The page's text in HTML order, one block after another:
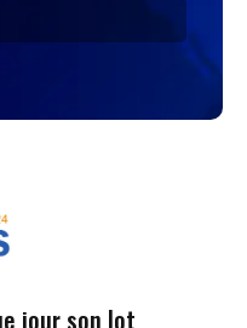
jour son lot